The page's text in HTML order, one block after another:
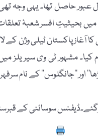
حاصل تھا۔ یہی وجہ
بحیثیتِ افسر شعبۂ
پاکستان ٹیلی وژن کے
ڈراموں اور 27 سیریلز میں کام کیا۔
ٹیڑھا‘‘ اور ’’جانگلوس‘‘